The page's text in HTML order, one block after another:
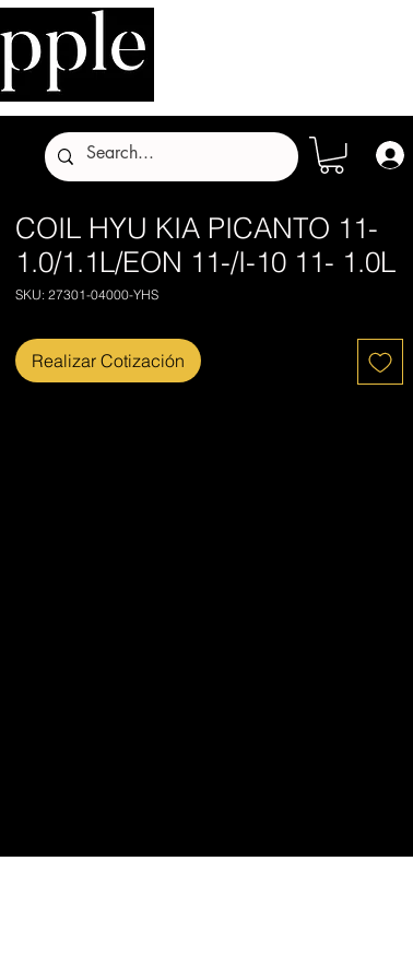
COIL HYU KIA PICANTO 11-
1.0/1.1L/EON 11-/I-10 11- 1.0L
SKU: 27301-04000-YHS
Realizar Cotización